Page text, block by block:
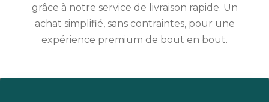
grâce à notre service de livraison rapide. Un
achat simplifié, sans contraintes, pour une
expérience premium de bout en bout.